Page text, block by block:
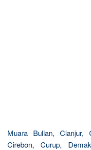
Muara Bulian, Cianjur,
Cirebon, Curup,